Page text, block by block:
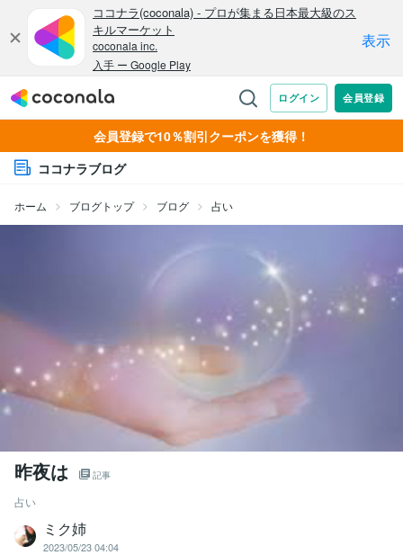
会員登録で10％割引クーポンを獲得！
ココナラブログ
ホーム ブログトップ ブログ 占い
昨夜は 記事
占い
ミク姉
2023/05/23 04:04